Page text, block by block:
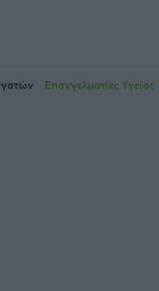
Επαγγελματίες Υγείας